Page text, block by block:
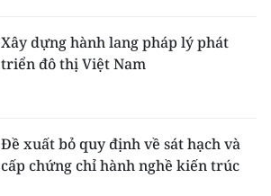
Xây dựng hành lang pháp lý phát
triển đô thị Việt Nam
Đề xuất bỏ quy định về sát hạch và
cấp chứng chỉ hành nghề kiến trúc